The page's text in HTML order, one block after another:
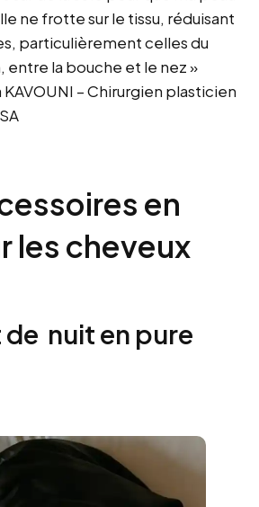
ne frotte sur le tissu, réduisant
particulièrement celles du
entre la bouche et le nez »
– Chirurgien plasticien
en
les cheveux
nuit en pure